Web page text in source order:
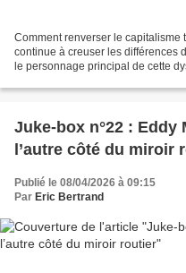
Comment renverser le
continue à creuser les différences
le personnage principal de cette
Juke-box n°22 : Eddy
l’autre côté du miroir
Publié le 08/04/2026 à 09:15
Par Eric Bertrand